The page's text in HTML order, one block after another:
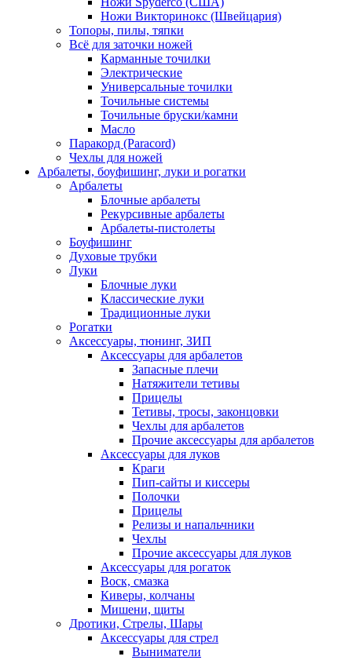
Ножи Викторинокс (Швейцария)
Топоры, пилы, тяпки
Всё для заточки ножей
Карманные точилки
Электрические
Универсальные точилки
Точильные системы
Точильные бруски/камни
Масло
Паракорд (Paracord)
Чехлы для ножей
Арбалеты, боуфишинг, луки и рогатки
Арбалеты
Блочные арбалеты
Рекурсивные арбалеты
Арбалеты-пистолеты
Боуфишинг
Духовые трубки
Луки
Блочные луки
Классические луки
Традиционные луки
Рогатки
Аксессуары, тюнинг, ЗИП
Аксессуары для арбалетов
Запасные плечи
Натяжители тетивы
Прицелы
Тетивы, тросы, законцовки
Чехлы для арбалетов
Прочие аксессуары для арбалетов
Аксессуары для луков
Краги
Пип-сайты и киссеры
Полочки
Прицелы
Релизы и напальчники
Чехлы
Прочие аксессуары для луков
Аксессуары для рогаток
Воск, смазка
Киверы, колчаны
Мишени, щиты
Дротики, Стрелы, Шары
Аксессуары для стрел
Выниматели